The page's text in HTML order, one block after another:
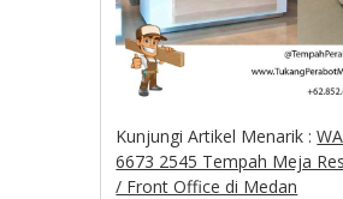
Kunjungi Artikel Menarik :
6673 2545 Tempah Meja
/ Front Office di Medan